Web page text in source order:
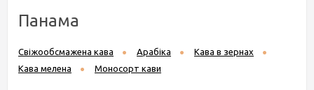
Панама
Свіжообсмажена кава Арабіка
Кава в зернах
Кава мелена
Моносорт кави